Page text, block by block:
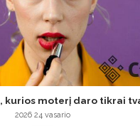
kurios moterį daro tikrai
2026 24 vasario